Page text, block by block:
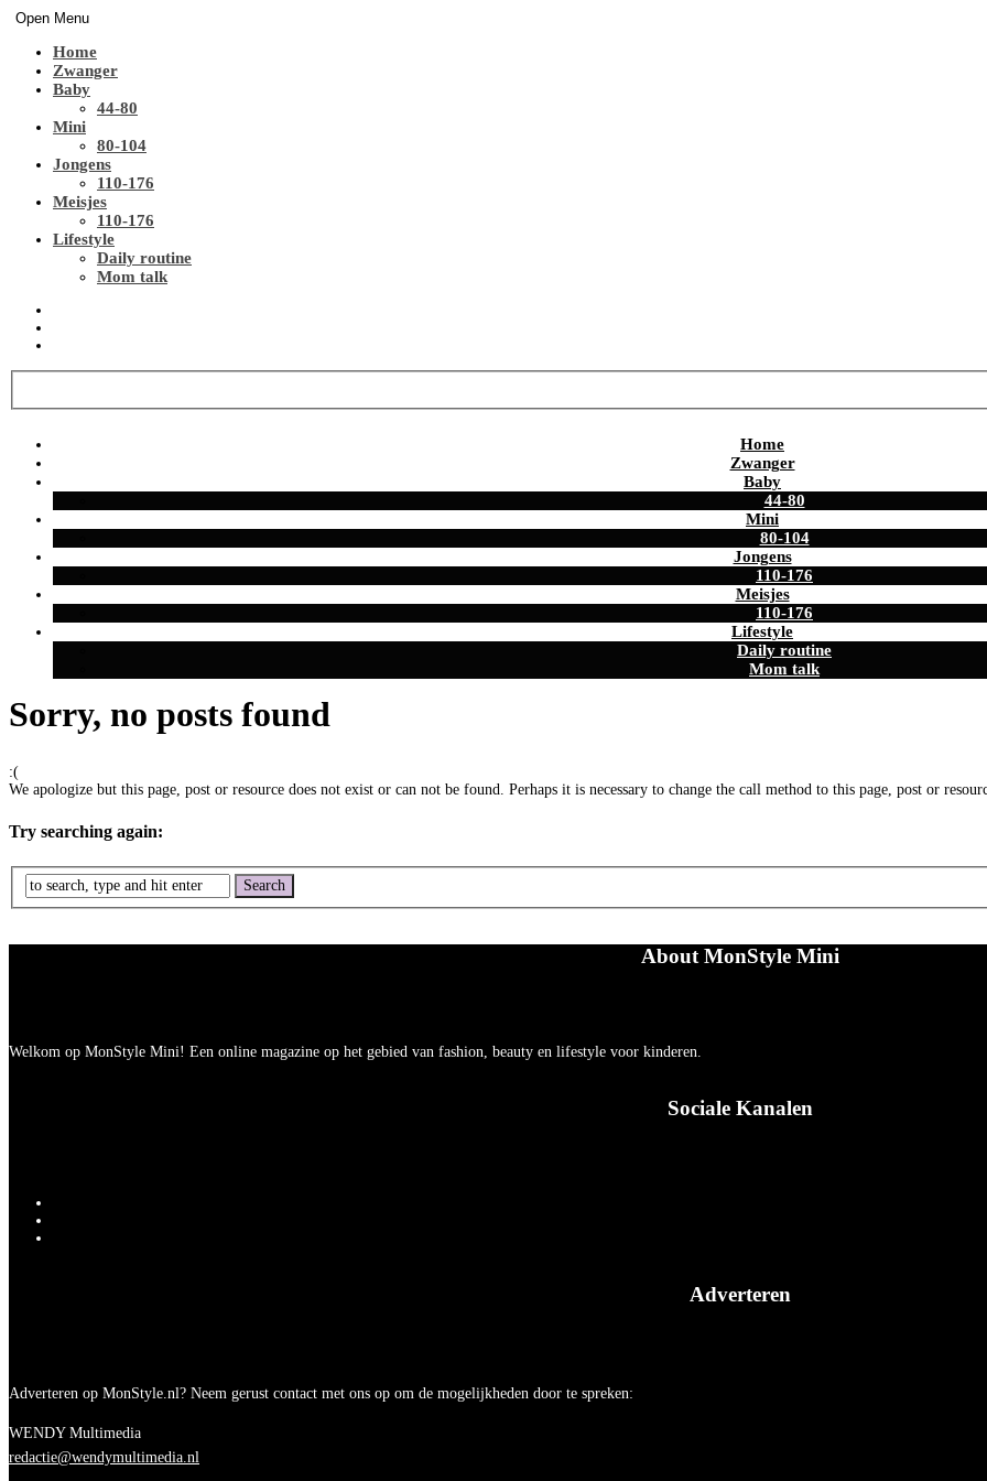
Open Menu
Home
Zwanger
Baby
44-80
Mini
80-104
Jongens
110-176
Meisjes
110-176
Lifestyle
Daily routine
Mom talk
Home
Zwanger
Baby
44-80
Mini
80-104
Jongens
110-176
Meisjes
110-176
Lifestyle
Daily routine
Mom talk
Sorry, no posts found
:(
We apologize but this page, post or resource does not exist or can not be found. Perhaps it is necessary to change the call method to this page, post or
Try searching again:
About MonStyle Mini
Welkom op MonStyle Mini! Een online magazine op het gebied van fashion, beauty en lifestyle voor kinderen.
Sociale Kanalen
Adverteren
Adverteren op MonStyle.nl? Neem gerust contact met ons op om de mogelijkheden door te spreken:
WENDY Multimedia
redactie@wendymultimedia.nl